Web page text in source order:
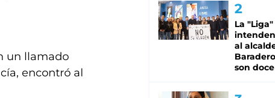
un llamado
encontró al
La
al
son doce